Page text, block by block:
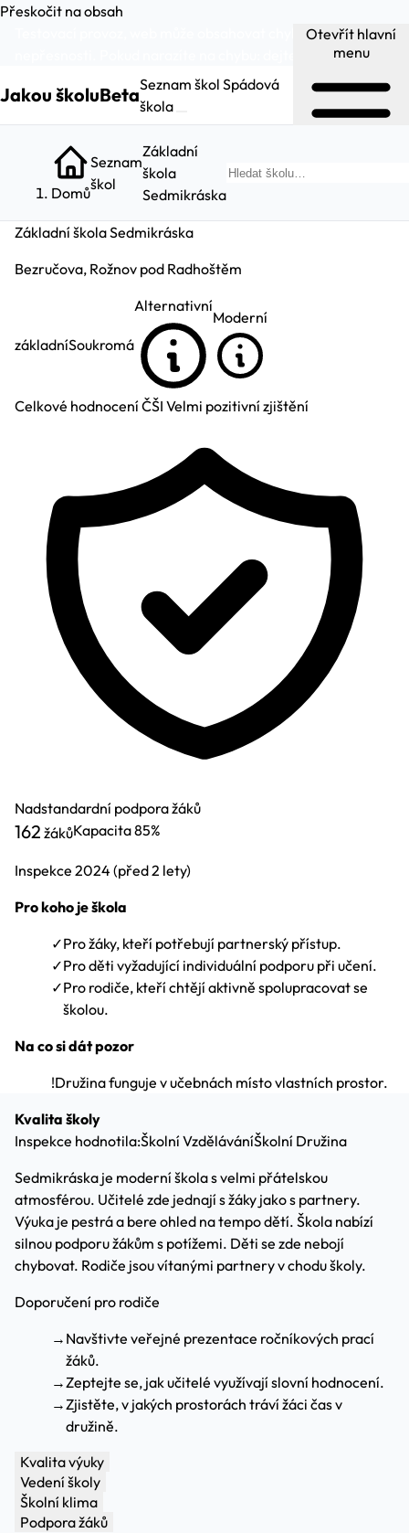
Přeskočit na obsah
Testovací provoz, web může obsahovat chyby a
dejte nám vědět.
Jakou školuBetaSeznam škol Spádová
škola
Otevřít hlavní
menu
Domů
Seznam
škol
Základní
škola
Sedmikráska
Základní škola Sedmikráska
Bezručova, Rožnov pod Radhoštěm
základníSoukromá
Alternativní
Moderní
Celkové hodnocení ČŠI Velmi pozitivní zjištění
Nadstandardní podpora žáků
162 žákůKapacita85%
Inspekce 2024 (před 2 lety)
Pro koho je škola
✓Pro žáky, kteří potřebují partnerský přístup.
✓Pro děti vyžadující individuální podporu při učení.
✓Pro rodiče, kteří chtějí aktivně spolupracovat se
školou.
Na co si dát pozor
!Družina funguje v učebnách místo vlastních prostor.
Kvalita školy
Inspekce hodnotila:Školní VzděláváníŠkolní Družina
Sedmikráska je moderní škola s velmi přátelskou
atmosférou. Učitelé zde jednají s žáky jako s partnery.
Výuka je pestrá a bere ohled na tempo dětí. Škola nabízí
silnou podporu žákům s potížemi. Děti se zde nebojí
chybovat. Rodiče jsou vítanými partnery v chodu školy.
Doporučení pro rodiče
→ Navštivte veřejné prezentace ročníkových prací
žáků.
→Zeptejte se, jak učitelé využívají slovní hodnocení.
→Zjistěte, v jakých prostorách tráví žáci čas v
družině.
Kvalita výuky
Vedení školy
Školní klima
Podpora žáků